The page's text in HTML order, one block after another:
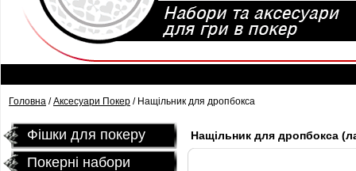
Головна /Аксесуари Покер / Нащільник для дропбокса
Фішки для покеру
Покерні набори
Нащільник для дропбокса